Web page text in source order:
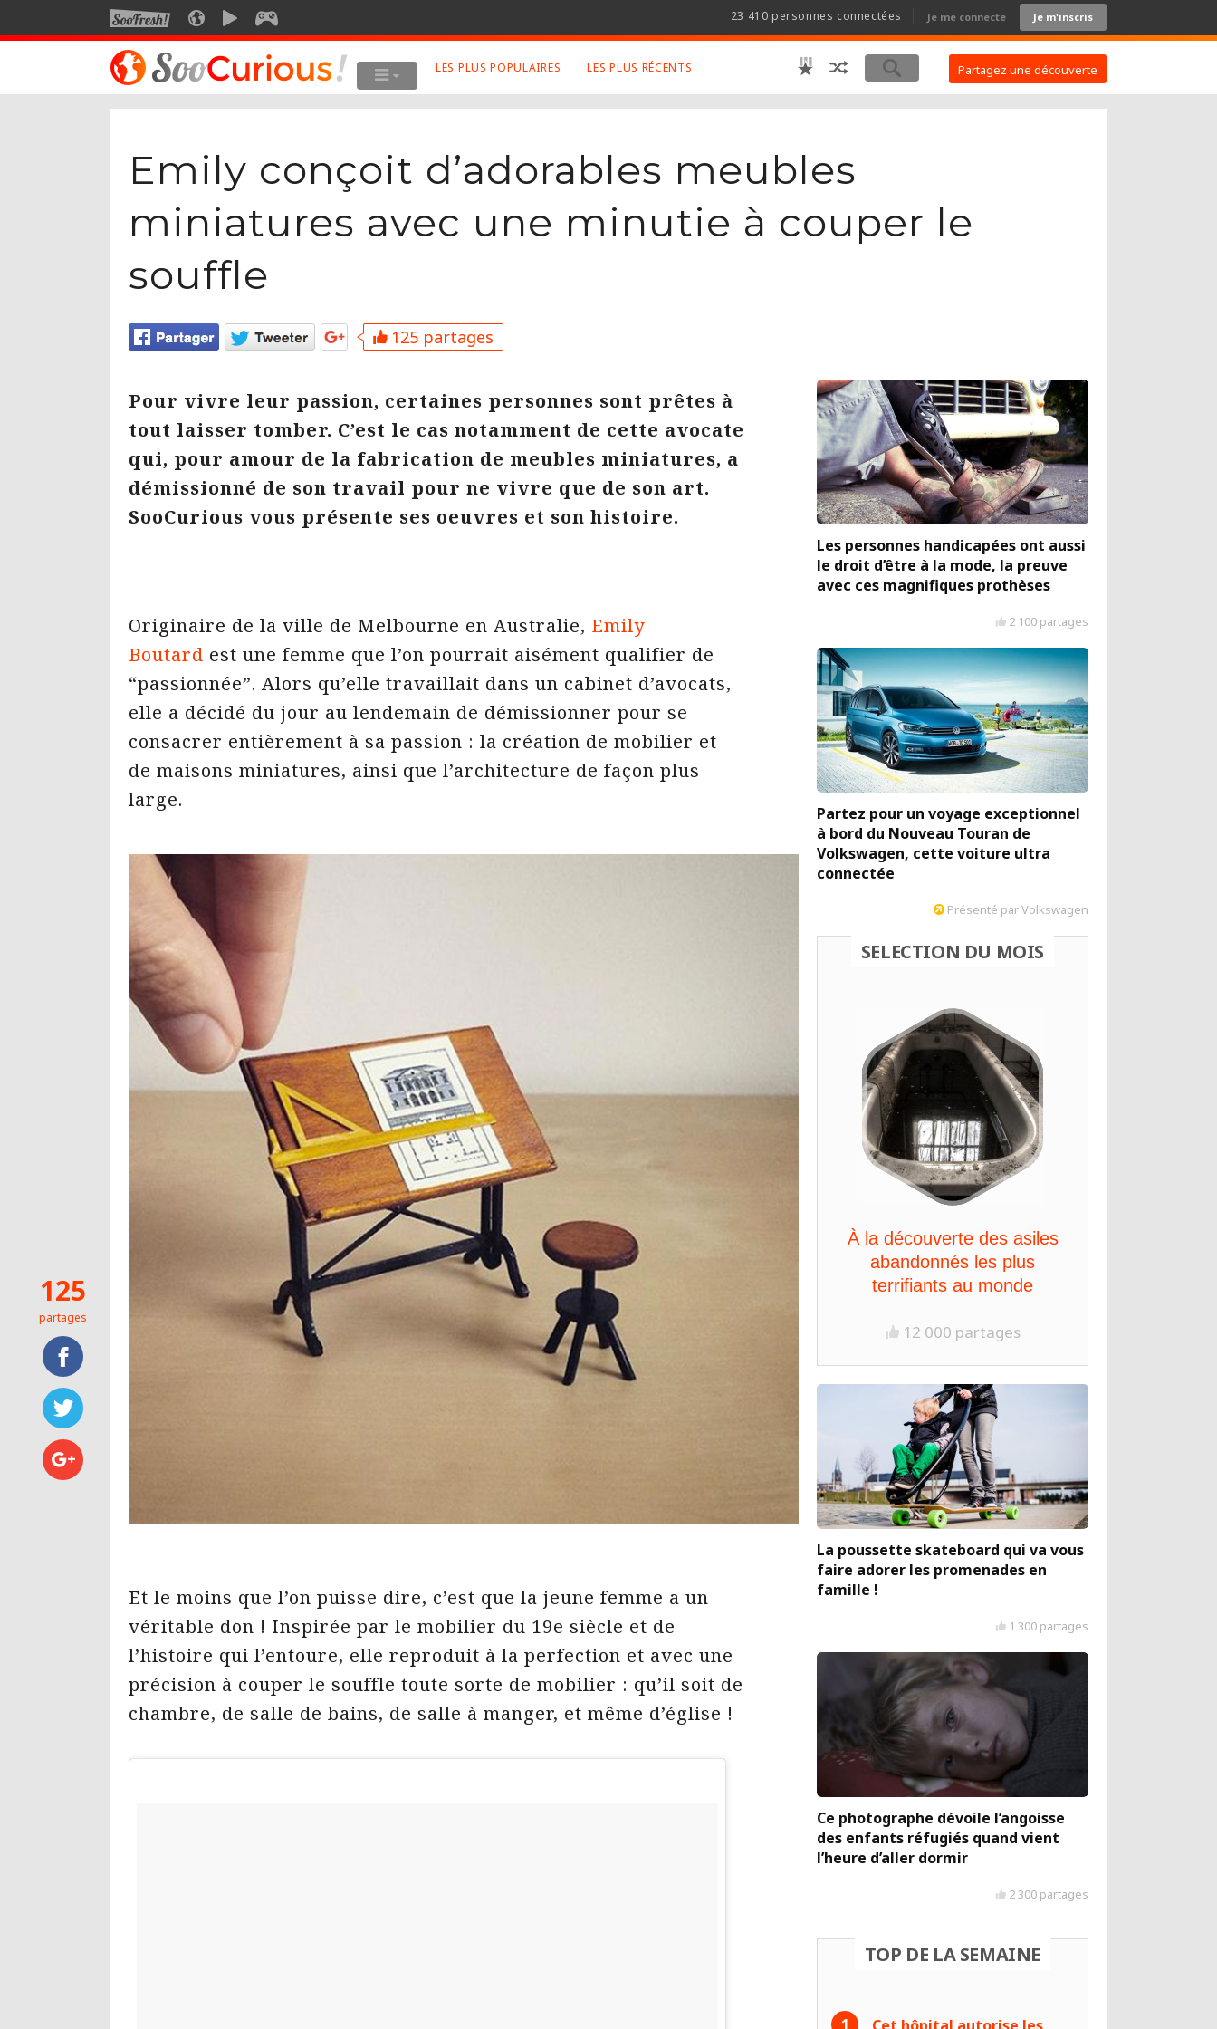
SOOFRESHSOOCURIOUSSOOMOTION Je me connecte Je m'inscris
23 410 personnes connectées
Voyage
Style de vie
Technologie
Robot
Twitter
Mentions Légales
LES PLUS POPULAIRES LES PLUS RÉCENTS Partagez une découverte
Emily conçoit d’adorables meubles
miniatures avec une minutie à couper le
souffle
125 partages
Pour vivre leur passion, certaines personnes sont prêtes à
tout laisser tomber. C’est le cas notamment de cette avocate
qui, pour amour de la fabrication de meubles miniatures, a
démissionné de son travail pour ne vivre que de son art.
SooCurious vous présente ses oeuvres et son histoire.
Originaire de la ville de Melbourne en Australie, Emily
Boutard est une femme que l’on pourrait aisément qualifier de
“passionnée”. Alors qu’elle travaillait dans un cabinet d’avocats,
elle a décidé du jour au lendemain de démissionner pour se
consacrer entièrement à sa passion : la création de mobilier et
de maisons miniatures, ainsi que l’architecture de façon plus
large.
Et le moins que l’on puisse dire, c’est que la jeune femme a un
véritable don ! Inspirée par le mobilier du 19e siècle et de
l’histoire qui l’entoure, elle reproduit à la perfection et avec une
précision à couper le souffle toute sorte de mobilier : qu’il soit de
chambre, de salle de bains, de salle à manger, et même d’église !
Les personnes handicapées ont aussi
le droit d’être à la mode, la preuve
avec ces magnifiques prothèses
2 100 partages
Partez pour un voyage exceptionnel
à bord du Nouveau Touran de
Volkswagen, cette voiture ultra
connectée
Présenté par Volkswagen
SELECTION DU MOIS
À la découverte des asiles
abandonnés les plus
terrifiants au monde
12 000 partages
La poussette skateboard qui va vous
faire adorer les promenades en
famille !
1 300 partages
Ce photographe dévoile l’angoisse
des enfants réfugiés quand vient
l’heure d’aller dormir
2 300 partages
TOP DE LA SEMAINE
125
partages